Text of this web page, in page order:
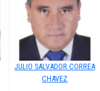
JULIO SALVADOR CORREA
CHAVEZ